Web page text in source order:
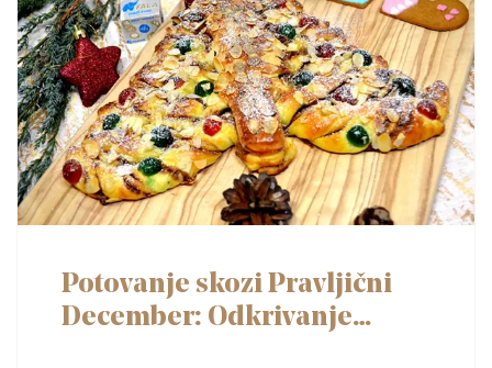
Potovanje skozi Pravljični
December: Odkrivanje